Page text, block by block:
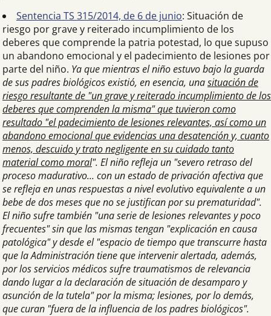
Sentencia TS 315/2014, de 6 de junio: Situación de
riesgo por grave y reiterado incumplimiento de los
deberes que comprende la patria potestad, lo que supuso
un abandono emocional y el padecimiento de lesiones por
parte del niño. Ya que mientras el niño estuvo bajo la guarda
de sus padres biológicos existió, en esencia, unasituación de
riesgo resultante de "un grave y reiterado incumplimiento de los
deberes que comprenden la misma" que tuvieron como
resultado "el padecimiento de lesiones relevantes, así como un
abandono emocional que evidencias una desatención y, cuanto
menos, descuido y trato negligente en su cuidado tanto
material como moral". El niño refleja un "severo retraso del
proceso madurativo... con un estado de privación afectiva que
se refleja en unas respuestas a nivel evolutivo equivalente a un
bebe de dos meses que no se justifican por su prematuridad".
El niño sufre también "una serie de lesiones relevantes y poco
frecuentes" sin que las mismas tengan "explicación en causa
patológica" y desde el "espacio de tiempo que transcurre hasta
que la Administración tiene que intervenir alertada, además,
por los servicios médicos sufre traumatismos de relevancia
dando lugar a la declaración de situación de desamparo y
asunción de la tutela" por la misma; lesiones, por lo demás,
que curan "fuera de la influencia de los padres biológicos".